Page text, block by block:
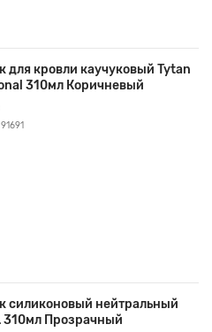
для кровли каучуковый Tytan
310мл Коричневый
силиконовый нейтральный
310мл Прозрачный